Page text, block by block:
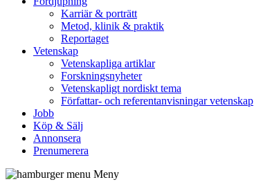
Karriär & porträtt
Metod, klinik & praktik
Reportaget
Vetenskap
Vetenskapliga artiklar
Forskningsnyheter
Vetenskapligt nordiskt tema
Författar- och referentanvisningar vetenskap
Jobb
Köp & Sälj
Annonsera
Prenumerera
Meny